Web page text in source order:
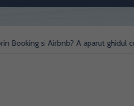
si Airbnb? A aparut ghidul